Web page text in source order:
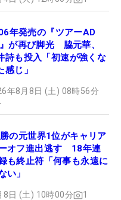
年発売の『ツアーAD
が再び脚光 脇元華、
詩も投入「初速が強くな
感じ」
年8月8日 (土) 08時56分
の元世界1位がキャリア
オフ進出逃す 18年連
も終止符「何事も永遠に
い」
8日 (土) 10時00分 1